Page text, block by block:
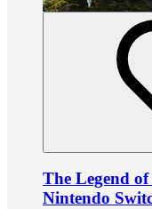
The Legend
Nintendo